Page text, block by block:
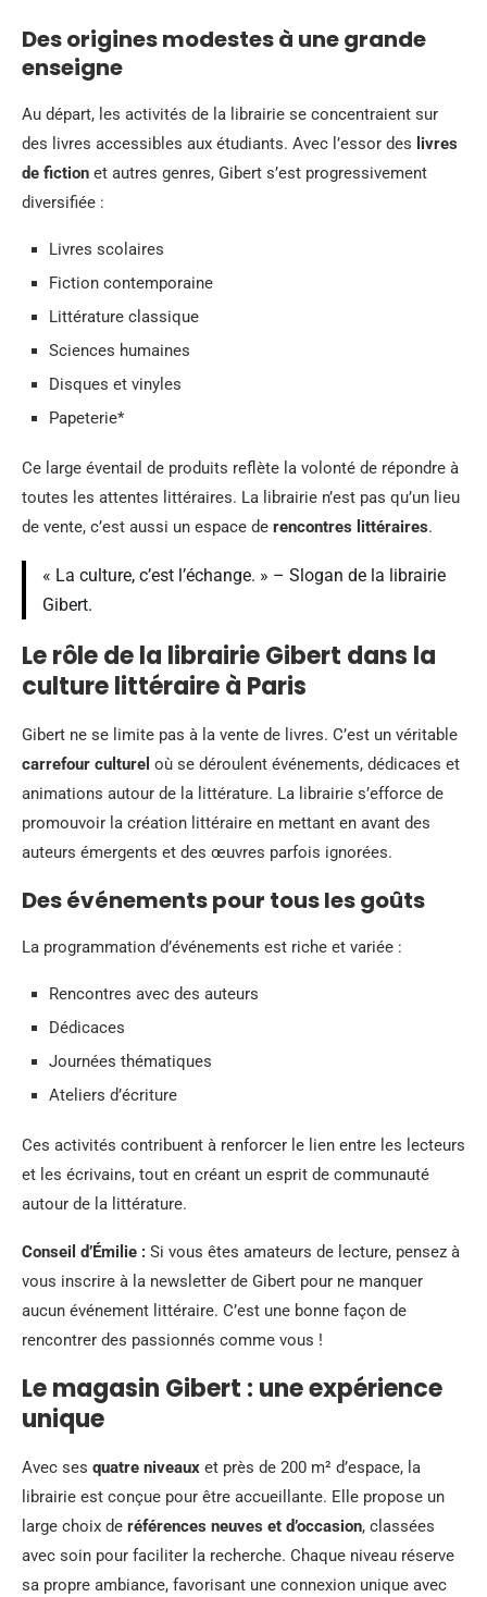
Des origines modestes à une grande
enseigne
Au départ, les activités de la librairie se concentraient sur
des livres accessibles aux étudiants. Avec l’essor des livres
de fiction et autres genres, Gibert s’est progressivement
diversifiée :
Livres scolaires
Fiction contemporaine
Littérature classique
Sciences humaines
Disques et vinyles
Papeterie*
Ce large éventail de produits reflète la volonté de répondre à
toutes les attentes littéraires. La librairie n’est pas qu’un lieu
de vente, c’est aussi un espace de rencontres littéraires.
« La culture, c’est l’échange. » – Slogan de la librairie
Gibert.
Le rôle de la librairie Gibert dans la
culture littéraire à Paris
Gibert ne se limite pas à la vente de livres. C’est un véritable
carrefour culturel où se déroulent événements, dédicaces et
animations autour de la littérature. La librairie s’efforce de
promouvoir la création littéraire en mettant en avant des
auteurs émergents et des œuvres parfois ignorées.
Des événements pour tous les goûts
La programmation d’événements est riche et variée :
Rencontres avec des auteurs
Dédicaces
Journées thématiques
Ateliers d’écriture
Ces activités contribuent à renforcer le lien entre les lecteurs
et les écrivains, tout en créant un esprit de communauté
autour de la littérature.
Conseil d’Émilie : Si vous êtes amateurs de lecture, pensez à
vous inscrire à la newsletter de Gibert pour ne manquer
aucun événement littéraire. C’est une bonne façon de
rencontrer des passionnés comme vous !
Le magasin Gibert : une expérience
unique
Avec ses quatre niveaux et près de 200 m² d’espace, la
librairie est conçue pour être accueillante. Elle propose un
large choix de références neuves et d’occasion, classées
avec soin pour faciliter la recherche. Chaque niveau réserve
sa propre ambiance, favorisant une connexion unique avec